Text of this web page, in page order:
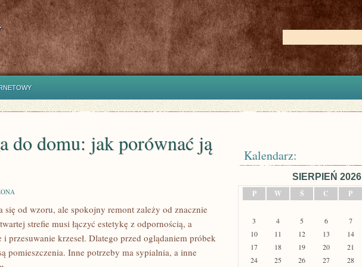
do domu: jak porównać ją
się od wzoru, ale spokojny remont zależy od znacznie
strefie musi łączyć estetykę z odpornością, a
przesuwanie krzeseł. Dlatego przed oglądaniem próbek
pomieszczenia. Inne potrzeby ma sypialnia, a inne
Kalendarz:
SIERPIEŃ 2026
P
W Ś C P
3
4 5 6 7
10
11 12 13 14
17
18 19 20 21
24
25 26 27 28